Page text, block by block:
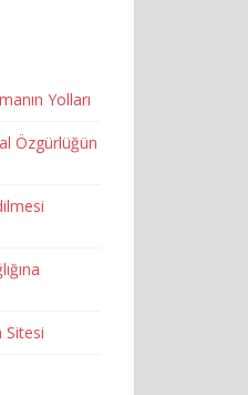
Yolları
Özgürlüğün
Sitesi